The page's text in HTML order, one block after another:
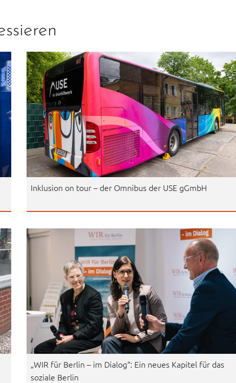
Inklusion on tour – der Omnibus der USE gGmbH
„WIR für Berlin – im Dialog“: Ein neues Kapitel für das
soziale Berlin